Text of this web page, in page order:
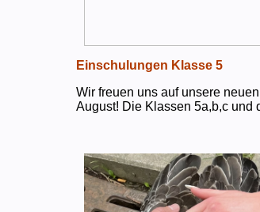
Einschulungen Klasse 5
Wir freuen uns auf unsere
August! Die Klassen 5a,b,c und